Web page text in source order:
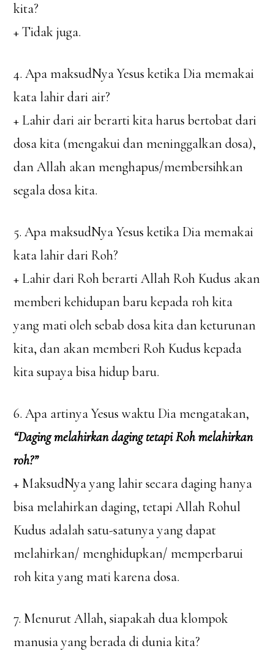
kita?
+ Tidak juga.
4. Apa maksudNya Yesus ketika Dia memakai
kata lahir dari air?
+ Lahir dari air berarti kita harus bertobat dari
dosa kita (mengakui dan meninggalkan dosa),
dan Allah akan menghapus/membersihkan
segala dosa kita.
5. Apa maksudNya Yesus ketika Dia memakai
kata lahir dari Roh?
+ Lahir dari Roh berarti Allah Roh Kudus akan
memberi kehidupan baru kepada roh kita
yang mati oleh sebab dosa kita dan keturunan
kita, dan akan memberi Roh Kudus kepada
kita supaya bisa hidup baru.
6. Apa artinya Yesus waktu Dia mengatakan,
“Daging melahirkan daging tetapi Roh melahirkan
roh?”
+ MaksudNya yang lahir secara daging hanya
bisa melahirkan daging, tetapi Allah Rohul
Kudus adalah satu-satunya yang dapat
melahirkan/ menghidupkan/ memperbarui
roh kita yang mati karena dosa.
7. Menurut Allah, siapakah dua klompok
manusia yang berada di dunia kita?